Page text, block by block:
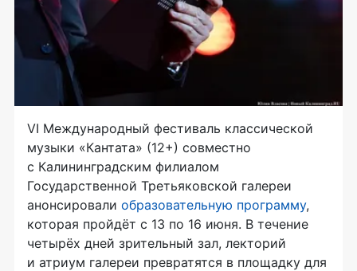
VI Международный фестиваль классической
музыки «Кантата» (12+) совместно
с Калининградским филиалом
Государственной Третьяковской галереи
анонсировали образовательную программу,
которая пройдёт с 13 по 16 июня. В течение
четырёх дней зрительный зал, лекторий
и атриум галереи превратятся в площадку для